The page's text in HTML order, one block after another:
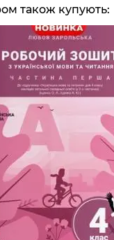
також купують: